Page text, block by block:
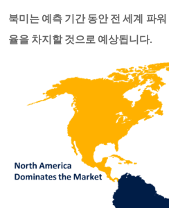
북미는 예측 기간 동안 전 세계 파
율을 차지할 것으로 예상됩니다.